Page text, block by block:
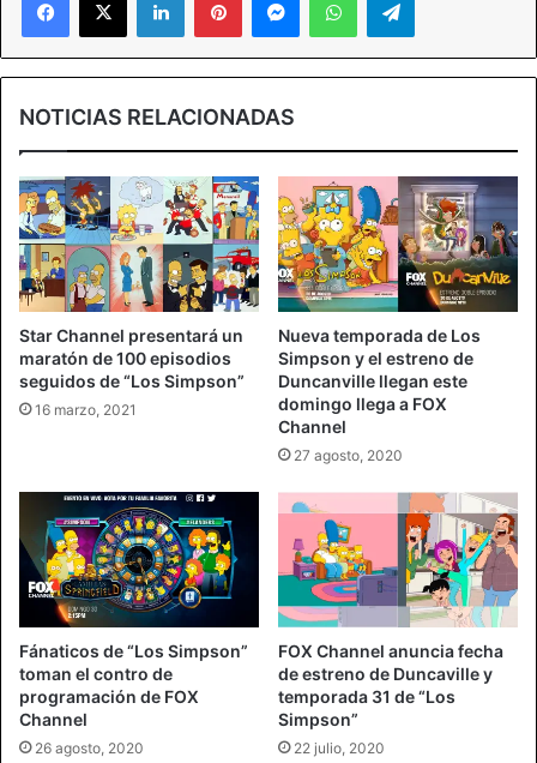
NOTICIAS RELACIONADAS
Star Channel presentará un
maratón de 100 episodios
seguidos de “Los Simpson”
16 marzo, 2021
Nueva temporada de Los
Simpson y el estreno de
Duncanville llegan este
domingo llega a FOX
Channel
27 agosto, 2020
Fánaticos de “Los Simpson”
toman el contro de
programación de FOX
Channel
26 agosto, 2020
FOX Channel anuncia fecha
de estreno de Duncaville y
temporada 31 de “Los
Simpson”
22 julio, 2020